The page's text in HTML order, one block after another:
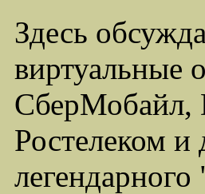
Здесь
виртуальные
СберМобайл,
Ростелеком